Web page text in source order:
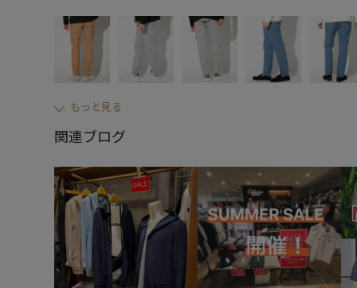
もっと見る
関連ブログ